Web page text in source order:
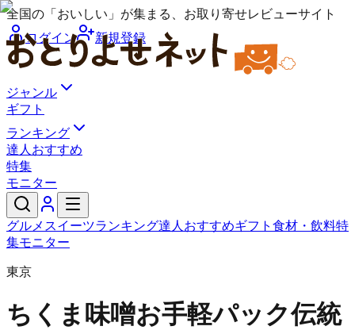
全国の「おいしい」が集まる、お取り寄せレビューサイト
ログイン
新規登録
ジャンル
ギフト
ランキング
達人おすすめ
特集
モニター
グルメ スイーツランキング達人おすすめギフト 食材・飲料特
集モニター
東京
ちくま味噌お手軽パック伝統